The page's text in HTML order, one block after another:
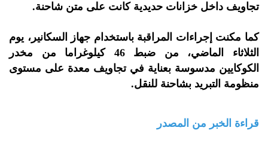
تجاويف داخل خزانات حديدية كانت على متن شاحنة.
كما مكنت إجراءات المراقبة باستخدام جهاز السكانير، يوم
الثلاثاء الماضي، من ضبط 46 كيلوغراما من مخدر
الكوكايين مدسوسة بعناية في تجاويف معدة على مستوى
منظومة التبريد بشاحنة للنقل.
قراءة الخبر من المصدر